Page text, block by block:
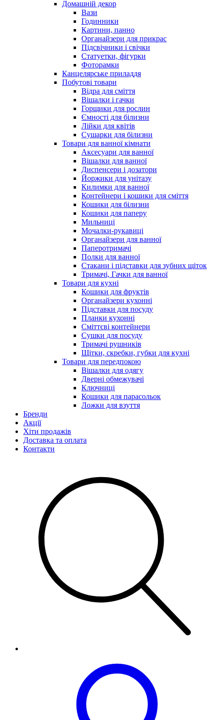
Домашній декор
Вази
Годинники
Картини, панно
Органайзери для прикрас
Підсвічники і свічки
Статуетки, фігурки
Фоторамки
Канцелярське приладдя
Побутові товари
Відра для сміття
Вішалки і гачки
Горщики для рослин
Ємності для білизни
Лійки для квітів
Сушарки для білизни
Товари для ванної кімнати
Аксесуари для ванної
Вішалки для ванної
Диспенсери і дозатори
Йоржики для унітазу
Килимки для ванної
Контейнери і кошики для сміття
Кошики для білизни
Кошики для паперу
Мильниці
Мочалки-рукавиці
Органайзери для ванної
Паперотримачі
Полки для ванної
Стакани і підставки для зубних щіток
Тримачі, Гачки для ванної
Товари для кухні
Кошики для фруктів
Органайзери кухонні
Підставки для посуду
Планки кухонні
Сміттєві контейнери
Сушки для посуду
Тримачі рушників
Щітки, скребки, губки для кухні
Товари для передпокою
Вішалки для одягу
Дверні обмежувачі
Ключниці
Кошики для парасольок
Ложки для взуття
Бренди
Акції
Хіти продажів
Доставка та оплата
Контакти